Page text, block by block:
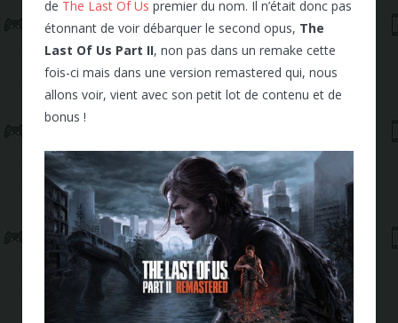
de The Last Of Us premier du nom. Il n’était donc pas
étonnant de voir débarquer le second opus, The
Last Of Us Part II, non pas dans un remake cette
fois-ci mais dans une version remastered qui, nous
allons voir, vient avec son petit lot de contenu et de
bonus !